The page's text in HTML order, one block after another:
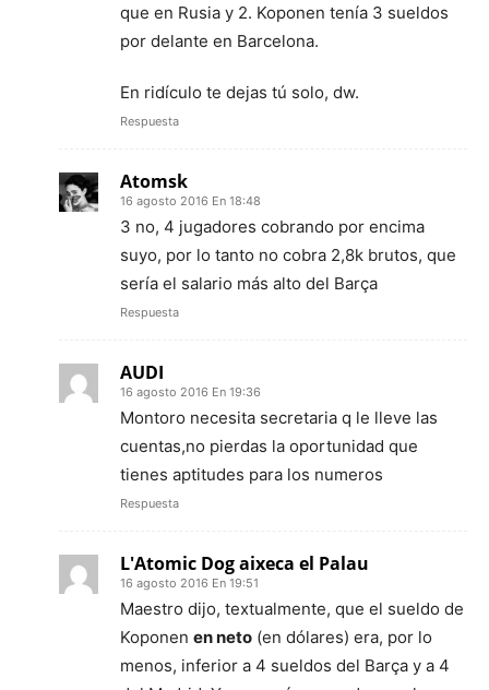
que en Rusia y 2. Koponen tenía 3 sueldos
por delante en Barcelona.
En ridículo te dejas tú solo, dw.
Respuesta
Atomsk
16 agosto 2016 En 18:48
3 no, 4 jugadores cobrando por encima
suyo, por lo tanto no cobra 2,8k brutos, que
sería el salario más alto del Barça
Respuesta
AUDI
16 agosto 2016 En 19:36
Montoro necesita secretaria q le lleve las
cuentas,no pierdas la oportunidad que
tienes aptitudes para los numeros
Respuesta
L'Atomic Dog aixeca el Palau
16 agosto 2016 En 19:51
Maestro dijo, textualmente, que el sueldo de
Koponen en neto (en dólares) era, por lo
menos, inferior a 4 sueldos del Barça y a 4